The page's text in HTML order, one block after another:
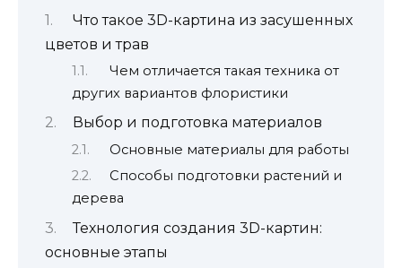
Что такое 3D-картина из засушенных
цветов и трав
Чем отличается такая техника от
других вариантов флористики
Выбор и подготовка материалов
Основные материалы для работы
Способы подготовки растений и
дерева
Технология создания 3D-картин:
основные этапы